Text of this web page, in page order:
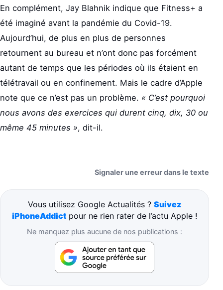
En complément, Jay Blahnik indique que Fitness+ a
été imaginé avant la pandémie du Covid-19.
Aujourd’hui, de plus en plus de personnes
retournent au bureau et n’ont donc pas forcément
autant de temps que les périodes où ils étaient en
télétravail ou en confinement. Mais le cadre d’Apple
note que ce n’est pas un problème. « C’est pourquoi
nous avons des exercices qui durent cinq, dix, 30 ou
même 45 minutes », dit-il.
Signaler une erreur dans le texte
Vous utilisez Google Actualités ? Suivez
iPhoneAddict pour ne rien rater de l’actu Apple !
Ne manquez plus aucune de nos publications :